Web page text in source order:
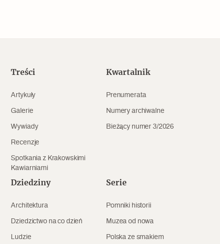
Treści
Artykuły
Galerie
Wywiady
Recenzje
Spotkania z Krakowskimi
Kawiarniami
Kwartalnik
Prenumerata
Numery archiwalne
Bieżący numer 3/2026
Dziedziny
Architektura
Dziedzictwo na co dzień
Ludzie
Serie
Pomniki historii
Muzea od nowa
Polska ze smakiem